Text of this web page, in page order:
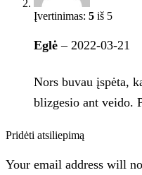
Įvertinimas: 5 iš 5
Eglė– 2022-03-21
Nors buvau įspėta,
blizgesio ant veido.
Pridėti atsiliepimą
Your email address will